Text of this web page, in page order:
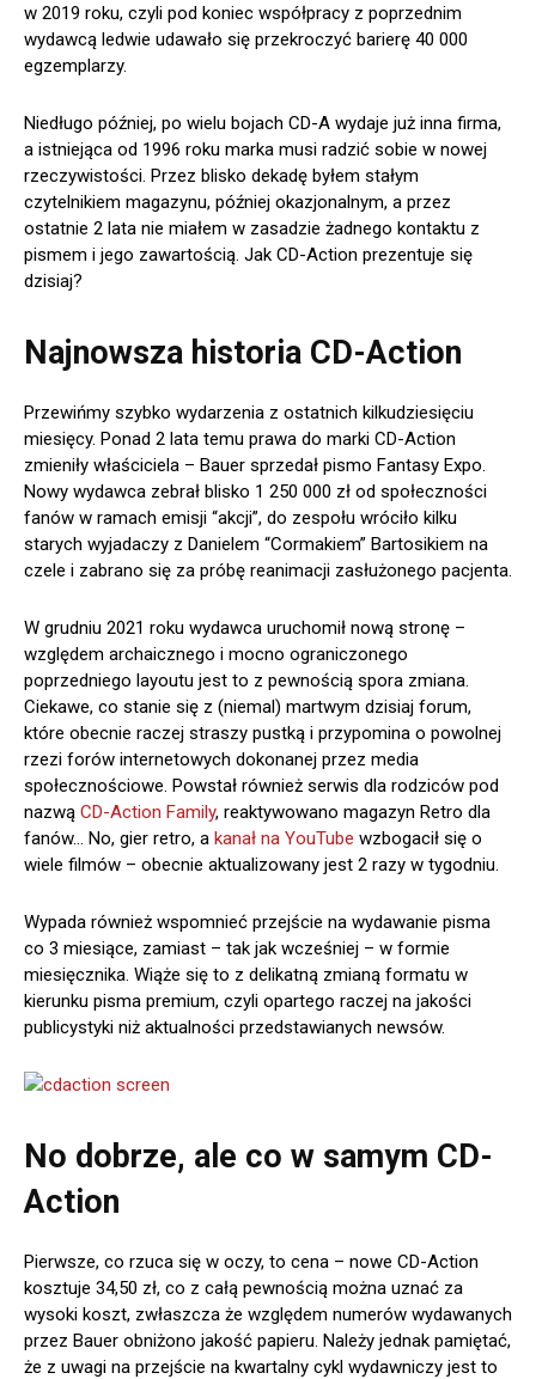
w 2019 roku, czyli pod koniec współpracy z poprzednim
wydawcą ledwie udawało się przekroczyć barierę 40 000
egzemplarzy.
Niedługo później, po wielu bojach CD-A wydaje już inna firma,
a istniejąca od 1996 roku marka musi radzić sobie w nowej
rzeczywistości. Przez blisko dekadę byłem stałym
czytelnikiem magazynu, później okazjonalnym, a przez
ostatnie 2 lata nie miałem w zasadzie żadnego kontaktu z
pismem i jego zawartością. Jak CD-Action prezentuje się
dzisiaj?
Najnowsza historia CD-Action
Przewińmy szybko wydarzenia z ostatnich kilkudziesięciu
miesięcy. Ponad 2 lata temu prawa do marki CD-Action
zmieniły właściciela – Bauer sprzedał pismo Fantasy Expo.
Nowy wydawca zebrał blisko 1 250 000 zł od społeczności
fanów w ramach emisji “akcji”, do zespołu wróciło kilku
starych wyjadaczy z Danielem “Cormakiem” Bartosikiem na
czele i zabrano się za próbę reanimacji zasłużonego pacjenta.
W grudniu 2021 roku wydawca uruchomił nową stronę –
względem archaicznego i mocno ograniczonego
poprzedniego layoutu jest to z pewnością spora zmiana.
Ciekawe, co stanie się z (niemal) martwym dzisiaj forum,
które obecnie raczej straszy pustką i przypomina o powolnej
rzezi forów internetowych dokonanej przez media
społecznościowe. Powstał również serwis dla rodziców pod
nazwą CD-Action Family, reaktywowano magazyn Retro dla
fanów… No, gier retro, a kanał na YouTube wzbogacił się o
wiele filmów – obecnie aktualizowany jest 2 razy w tygodniu.
Wypada również wspomnieć przejście na wydawanie pisma
co 3 miesiące, zamiast – tak jak wcześniej – w formie
miesięcznika. Wiąże się to z delikatną zmianą formatu w
kierunku pisma premium, czyli opartego raczej na jakości
publicystyki niż aktualności przedstawianych newsów.
No dobrze, ale co w samym CD-
Action
Pierwsze, co rzuca się w oczy, to cena – nowe CD-Action
kosztuje 34,50 zł, co z całą pewnością można uznać za
wysoki koszt, zwłaszcza że względem numerów wydawanych
przez Bauer obniżono jakość papieru. Należy jednak pamiętać,
że z uwagi na przejście na kwartalny cykl wydawniczy jest to